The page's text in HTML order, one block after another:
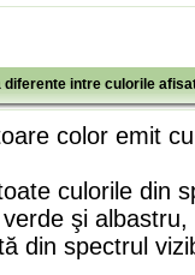
diferente intre culorile
color emit
culorile din
şi
din spectrul